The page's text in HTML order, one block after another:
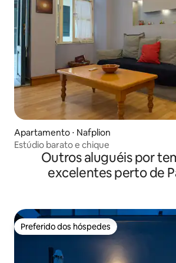
Apartamento ⋅ Nafplion
Estúdio barato e chique
Outros aluguéis por
excelentes perto de
Preferido dos hóspedes
Preferido dos hóspedes